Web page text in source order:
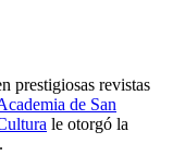
prestigiosas revistas
de San
le otorgó la